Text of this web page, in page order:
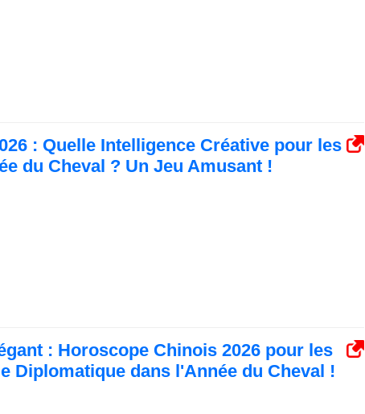
: Quelle Intelligence Créative pour les
du Cheval ? Un Jeu Amusant !
: Horoscope Chinois 2026 pour les
Diplomatique dans l'Année du Cheval !